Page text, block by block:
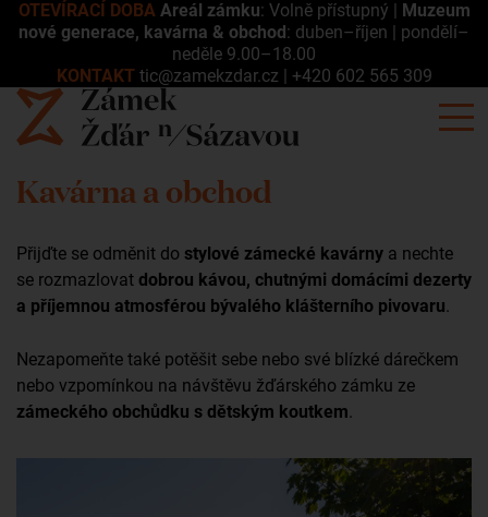
OTEVÍRACÍ DOBA Areál zámku: Volně přístupný | Muzeum
nové generace, kavárna & obchod: duben–říjen | pondělí–
neděle 9.00–18.00
KONTAKT tic@zamekzdar.cz | +420 602 565 309
Kavárna a obchod
Přijďte se odměnit do stylové zámecké kavárny a nechte
se rozmazlovat dobrou kávou, chutnými domácími dezerty
a příjemnou atmosférou bývalého klášterního pivovaru.
Nezapomeňte také potěšit sebe nebo své blízké dárečkem
nebo vzpomínkou na návštěvu žďárského zámku ze
zámeckého obchůdku s dětským koutkem